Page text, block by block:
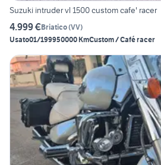
Suzuki intruder vl 1500 custom cafe' racer
4.999 €Briatico(VV)
Usato01/199950000 KmCustom / Café racer